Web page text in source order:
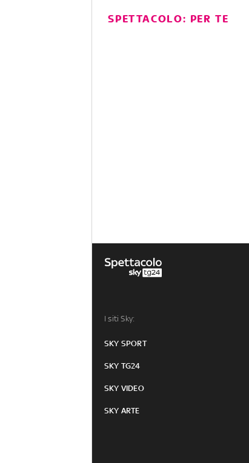
SPETTACOLO: PER TE
I siti Sky:
SKY SPORT
SKY TG24
SKY VIDEO
SKY ARTE